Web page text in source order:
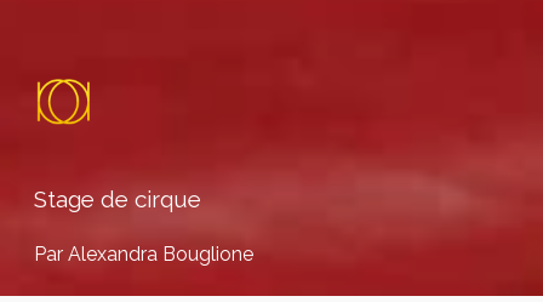
Stage de cirque
Par Alexandra Bouglione